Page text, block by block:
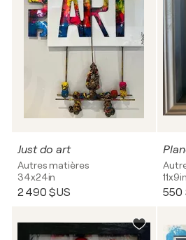
Just do art
Autres matières
34x24in
2 490 $US
11x9in
550